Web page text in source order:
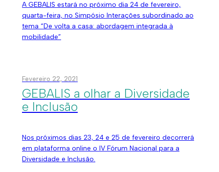
A GEBALIS estará no próximo dia 24 de fevereiro,
quarta-feira, no Simpósio Interações subordinado ao
tema “De volta a casa: abordagem integrada à
mobilidade”
Fevereiro 22, 2021
GEBALIS a olhar a Diversidade
e Inclusão
Nos próximos dias 23, 24 e 25 de fevereiro decorrerá
em plataforma online o IV Fórum Nacional para a
Diversidade e Inclusão.